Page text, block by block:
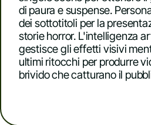
di paura e suspense.
dei sottotitoli per la
storie horror. L'intelligenza
gestisce gli effetti visivi
ultimi ritocchi per produrre
brivido che catturano il